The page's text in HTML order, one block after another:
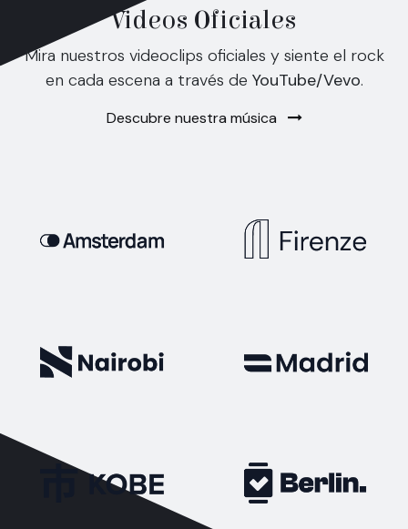
Videos Oficiales
Mira nuestros videoclips oficiales y siente el rock
en cada escena a través de YouTube/Vevo.
Descubre nuestra música